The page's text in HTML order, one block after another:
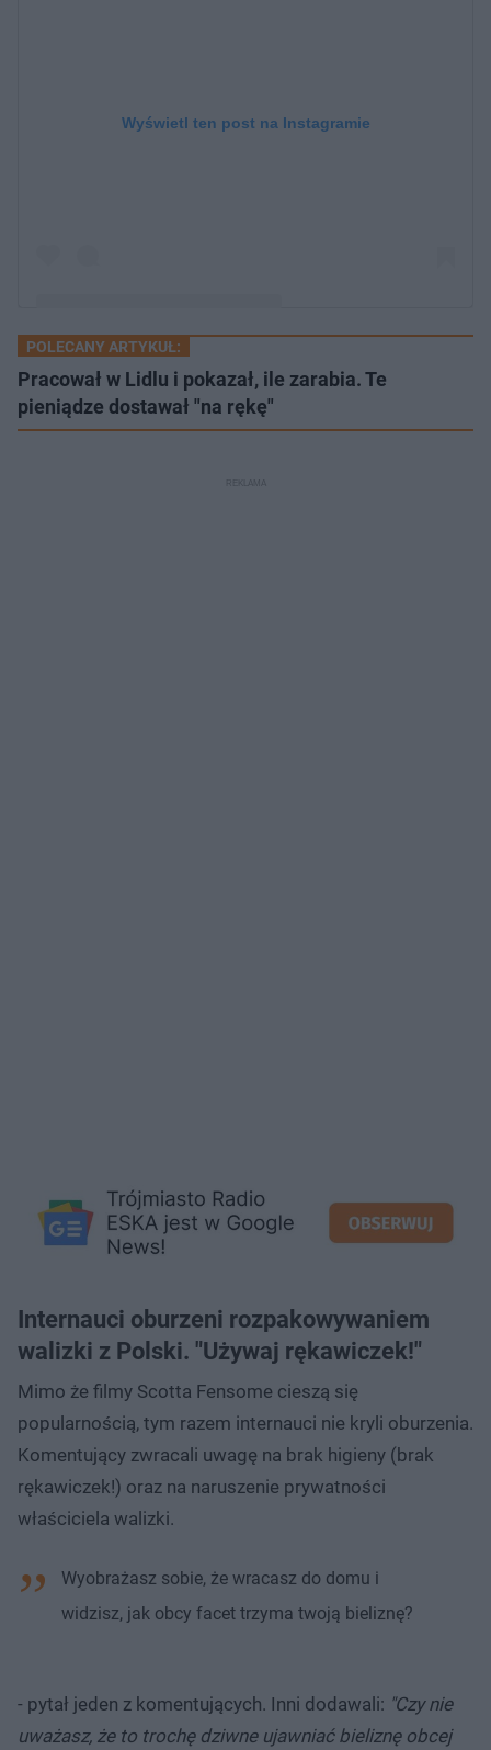
Wyświetl ten post na Instagramie
Post udostępniony przez Scott Fensome (@ecomkings0)
POLECANY ARTYKUŁ:
Pracował w Lidlu i pokazał, ile zarabia. Te
pieniądze dostawał "na rękę"
Internauci oburzeni rozpakowywaniem
walizki z Polski. "Używaj rękawiczek!"
Mimo że filmy Scotta Fensome cieszą się
popularnością, tym razem internauci nie kryli oburzenia.
Komentujący zwracali uwagę na brak higieny (brak
rękawiczek!) oraz na naruszenie prywatności
właściciela walizki.
Wyobrażasz sobie, że wracasz do domu i
widzisz, jak obcy facet trzyma twoją bieliznę?
- pytał jeden z komentujących. Inni dodawali: "Czy nie
uważasz, że to trochę dziwne ujawniać bieliznę obcej